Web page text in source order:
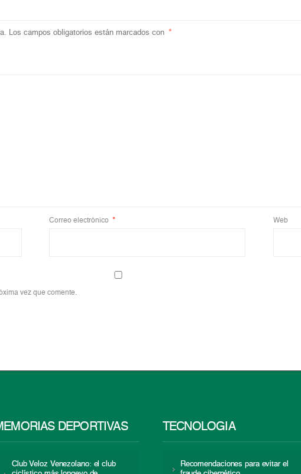
Los campos obligatorios están marcados con *
Correo electrónico * Web
vez que comente.
DEPORTIVAS
Club Veloz Venezolano: el club
TECNOLOGÍA
Recomendaciones para evitar el